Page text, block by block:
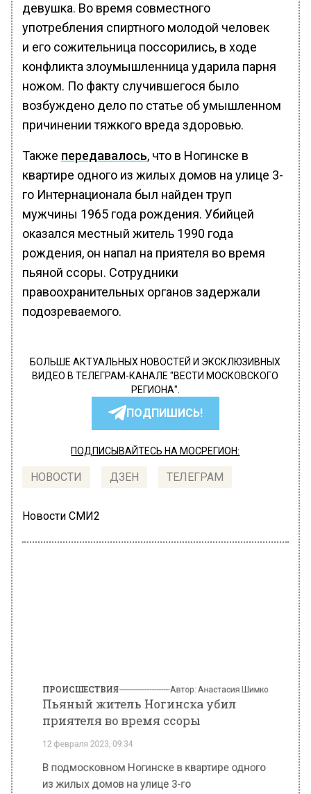
девушка. Во время совместного
употребления спиртного молодой человек
и его сожительница поссорились, в ходе
конфликта злоумышленница ударила парня
ножом. По факту случившегося было
возбуждено дело по статье об умышленном
причинении тяжкого вреда здоровью.
Также передавалось, что в Ногинске в
квартире одного из жилых домов на улице 3-
го Интернационала был найден труп
мужчины 1965 года рождения. Убийцей
оказался местный житель 1990 года
рождения, он напал на приятеля во время
пьяной ссоры. Сотрудники
правоохранительных органов задержали
подозреваемого.
БОЛЬШЕ АКТУАЛЬНЫХ НОВОСТЕЙ И ЭКСКЛЮЗИВНЫХ
ВИДЕО В ТЕЛЕГРАМ-КАНАЛЕ "ВЕСТИ МОСКОВСКОГО
РЕГИОНА".
ПОДПИШИСЬ!
ПОДПИСЫВАЙТЕСЬ НА МОСРЕГИОН:
НОВОСТИ ДЗЕН ТЕЛЕГРАМ
Новости СМИ2
В подмосковном Ногинске в квартире одного
из жилых домов на улице 3-го
Интернационала был обнаружен труп
мужчины 1965 года рождения. Убийцей
оказался местный житель 1990 года
рождения, сообщает РИАМО со ссылкой